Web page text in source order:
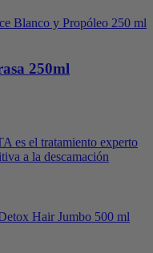
250ml
es el tratamiento experto
a la descamación